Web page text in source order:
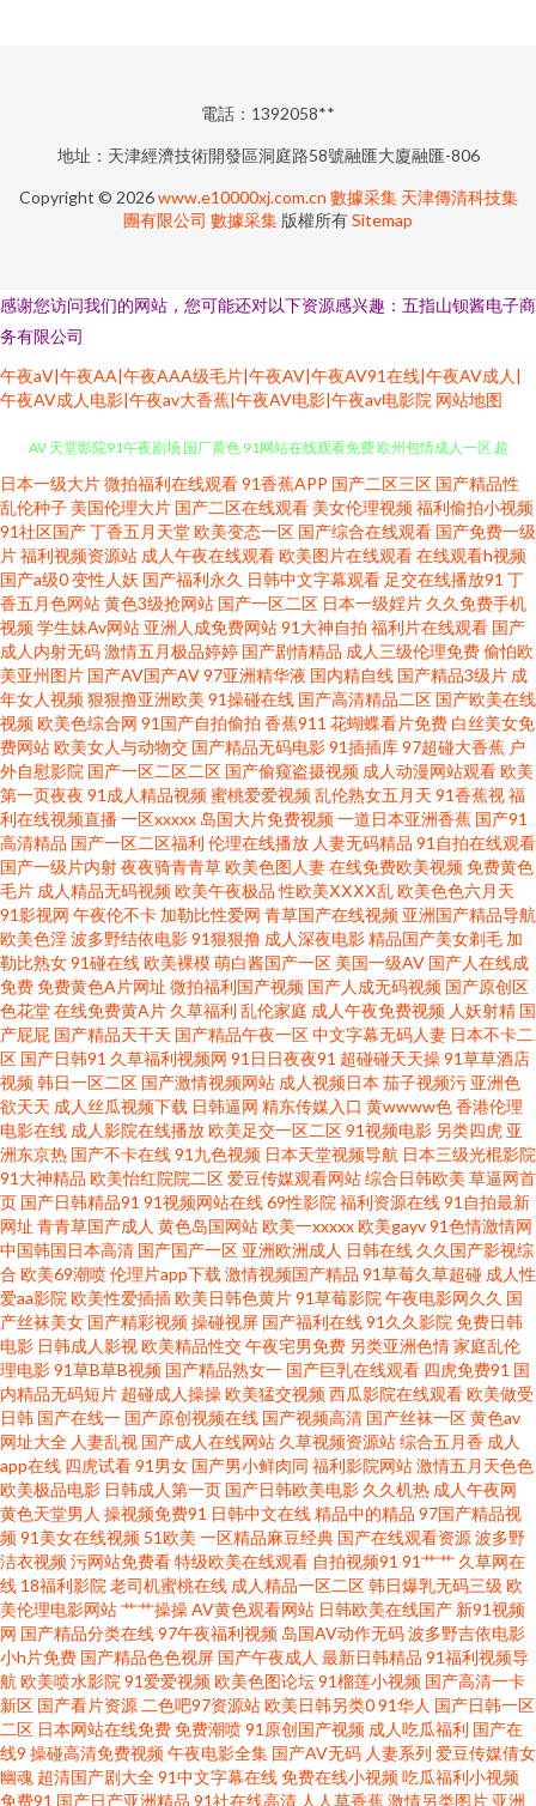
電話：1392058**
地址：天津經濟技術開發區洞庭路58號融匯大廈融匯-806
Copyright © 2026www.e10000xj.com.cn 數據采集 天津傳清科技集
團有限公司 數據采集 版權所有Sitemap
感谢您访问我们的网站，您可能还对以下资源感兴趣：五指山钡酱电子商
务有限公司
午夜aⅤ|午夜AA|午夜AAA级毛片|午夜AV|午夜AV91在线|午夜AV成人|
午夜AV成人电影|午夜av大香蕉|午夜AV电影|午夜av电影院 网站地图
婷婷伊人大香蕉 国产盗摄av在线播放 97超碰资源 日本超碰97 超碰在线人人
AV 天堂影院91午夜剧场 国厂黄色 91网站在线观看免费 欧州包情成人一区 超
碰伊人久久 午夜宅男影院 青青操影院 成人在线观看伊人 午夜伦理福利 黄色
三级片视频 91视屏在线 人妻超碰 大香蕉青草 亚洲麻豆传媒18禁 久草最新网
址 91网站免费在线观看 日本精品中文字幕 岛国无码五区 足交视频在线看 女
同性恋视频 成人黄色操通视频网站 午夜久久影院 精东麻豆日韩 91蜜臀在线
观看入口 欧美性爱精品一区 国产喷水在线观看 91无码超碰爱搞 天天干天天
上天天操 韩国无吗AV 91NAV作品视频 日本干逼操 成人伊人网站 微拍亚洲色
蜜臀看片 AVV黄 国产精品S1112 91拍拍视频 欧美日韩微拍视频 国产高清免
费视频 亚洲有码av在线 老湿机午夜福利AV 97激情理论 婷婷色色资源网 国产
一级视频 97导航 日本激情自拍 成人破解软件在线网站 91n女在线 免费熟女
av www热9 日韩一及 国产宾馆视频91九色 91狼友之家 欧美TV性爱 东方色图
亚洲成人网站在线播放 欧美老少重口味乱搞 草比电影网 亚洲AV另类 精品探
花系列 91网站视频免费看 日韩艹艹13 黄色卡一卡二W网站 91精品资源 欧美
操逼1区 肏屄网在线 天天天天操 国产推油在线 51在线观看 麻豆avtt99 成人区
另类91区海角 午夜tv久久 韩国午夜AV 91fuli在线 99瑟瑟鲁 日韩e级免费 高清
无码视频91豆花 亚洲国产人妖ts 精品在线视频91 91原创大神在线观看 五月
丁香福利影院 黑丝美女叼嘿网站 91网址在线观看视频 人妻精品系列 成人福
利AV 午夜成人福利导航 九九福利影院 91爽片网站 欧洲Au麻豆 超碰欧美成人
天天撸天天日天天操 精品一区二区三区入口 91网战 青青草99热 超碰在线网
98 在线看的日韩av网址 美女电影色色 av网站导航 日韩美123视频 国产喷水
福利 中文字幕日韩在线播放 麻豆黄色网 AV福利激情 日韩超碰手机福利 国产
超碰人人 伊人影院9998 老湿机福利局影院 日韩高清无码破解 国产自25区 91
日本一级大片微拍福利在线观看91香蕉APP 国产二区三区 国产精品性
乱伦种子 美国伦理大片 国产二区在线观看 美女伦理视频福利偷拍小视频
91社区国产丁香五月天堂欧美变态一区 国产综合在线观看 国产免费一级
片福利视频资源站 成人午夜在线观看欧美图片在线观看在线观看h视频
国产a级0变性人妖 国产福利永久 日韩中文字幕观看 足交在线播放91 丁
香五月色网站黄色3级抢网站 国产一区二区 日本一级婬片 久久免费手机
视频学生妹Av网站 亚洲人成免费网站91大神自拍 福利片在线观看 国产
成人内射无码激情五月极品婷婷 国产剧情精品 成人三级伦理免费偷怕欧
美亚州图片 国产AV国产AV97亚洲精华液 国内精自线 国产精品3级片 成
年女人视频狠狠撸亚洲欧美 91操碰在线 国产高清精品二区 国产欧美在线
视频欧美色综合网 91国产自拍偷拍 香蕉911 花蝴蝶看片免费 白丝美女免
费网站欧美女人与动物交 国产精品无码电影91插插库97超碰大香蕉 户
外自慰影院 国产一区二区二区 国产偷窥盗摄视频 成人动漫网站观看欧美
第一页夜夜 91成人精品视频蜜桃爱爱视频乱伦熟女五月天 91香蕉视福
利在线视频直播一区xxxxx 岛国大片免费视频一道日本亚洲香蕉 国产91
高清精品 国产一区二区福利 伦理在线播放 人妻无码精品 91自拍在线观看
国产一级片内射夜夜骑青青草欧美色图人妻在线免费欧美视频免费黄色
毛片 成人精品无码视频欧美午夜极品 性欧美ⅩⅩⅩⅩ乱欧美色色六月天
91影视网 午夜伦不卡 加勒比性爱网 青草国产在线视频 亚洲国产精品导航
欧美色淫波多野结依电影91狠狠撸 成人深夜电影精品国产美女剃毛 加
勒比熟女91碰在线欧美裸模萌白酱国产一区 美国一级AV 国产人在线成
免费免费黄色A片网址 微拍福利国产视频 国产人成无码视频 国产原创区
色花堂在线免费黄A片 久草福利 乱伦家庭 成人午夜免费视频 人妖射精 国
产屁屁 国产精品天干天 国产精品午夜一区中文字幕无码人妻 日本不卡二
区 国产日韩91 久草福利视频网 91日日夜夜91 超碰碰天天操91草草酒店
视频韩日一区二区 国产激情视频网站 成人视频日本 茄子视频污 亚洲色
欲天天 成人丝瓜视频下载 日韩逼网 精东传媒入口 黄wwww色香港伦理
电影在线 成人影院在线播放欧美足交一区二区91视频电影 另类四虎 亚
洲东京热 国产不卡在线91九色视频 日本天堂视频导航 日本三级光棍影院
91大神精品 欧美怡红院院二区爱豆传媒观看网站综合日韩欧美 草逼网首
页 国产日韩精品91 91视频网站在线69性影院 福利资源在线91自拍最新
网址 青青草国产成人 黄色岛国网站欧美一xxxxx欧美gayv91色情激情网
中国韩国日本高清 国产国产一区 亚洲欧洲成人 日韩在线 久久国产影视综
合 欧美69潮喷伦理片app下载 激情视频国产精品 91草莓久草超碰 成人性
爱aa影院 欧美性爱插插欧美日韩色黄片91草莓影院 午夜电影网久久 国
产丝袜美女 国产精彩视频操碰视屏 国产福利在线91久久影院 免费日韩
电影 日韩成人影视欧美精品性交午夜宅男免费 另类亚洲色情家庭乱伦
理电影91草B草B视频 国产精品熟女一 国产巨乳在线观看 四虎免费91 国
内精品无码短片 超碰成人操操欧美猛交视频西瓜影院在线观看欧美做受
日韩 国产在线一 国产原创视频在线 国产视频高清 国产丝袜一区黄色av
网址大全 人妻乱视 国产成人在线网站 久草视频资源站综合五月香 成人
app在线 四虎试看91男女 国产男小鲜肉同 福利影院网站激情五月天色色
欧美极品电影 日韩成人第一页 国产日韩欧美电影 久久机热 成人午夜网
黄色天堂男人 操视频免费91 日韩中文在线精品中的精品 97国产精品视
频91美女在线视频 51欧美 一区精品麻豆经典 国产在线观看资源波多野
洁衣视频污网站免费看特级欧美在线观看 自拍视频91 91艹艹 久草网在
线 18福利影院 老司机蜜桃在线 成人精品一区二区韩日爆乳无码三级 欧
美伦理电影网站艹艹操操AV黄色观看网站 日韩欧美在线国产 新91视频
网 国产精品分类在线97午夜福利视频 岛国AV动作无码波多野吉依电影
小h片免费 国产精品色色视屏 国产午夜成人 最新日韩精品 91福利视频导
航 欧美喷水影院 91爱爱视频欧美色图论坛91榴莲小视频 国产高清一卡
新区 国产看片资源 二色吧97资源站欧美日韩另类091华人 国产日韩一区
二区 日本网站在线免费免费潮喷91原创国产视频 成人吃瓜福利 国产在
线9 操碰高清免费视频午夜电影全集 国产AV无码 人妻系列 爱豆传媒倩女
幽魂 超清国产剧大全91中文字幕在线免费在线小视频吃瓜福利小视频
免费91 国产日产亚洲精品 91社在线高清 人人草香蕉激情另类图片 亚洲